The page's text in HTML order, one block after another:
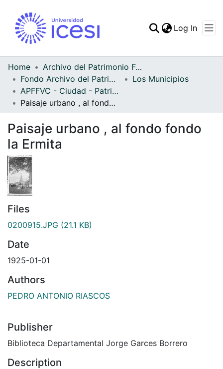
Statistics
Log In
Home
Archivo del Patrimonio Fotográfico y Fílmico del Valle del Cauca
Fondo Archivo del Patrimonio Fotográfico y Fílmico del Valle del Cauca
Los Municipios
APFFVC - Ciudad - Patrimonial
Paisaje urbano , al fondo fondo la Ermita
Paisaje urbano , al fondo fondo
la Ermita
Files
0200915.JPG (21.1 KB)
Date
1925-01-01
Authors
PEDRO ANTONIO RIASCOS
Publisher
Biblioteca Departamental Jorge Garces Borrero
Description